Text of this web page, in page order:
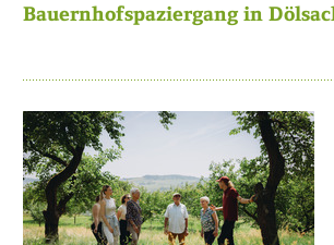
Bauernhofspaziergang in